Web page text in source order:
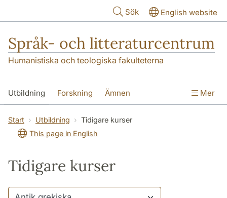
Sök English website
Språk- och litteraturcentrum
Humanistiska och teologiska fakulteterna
Utbildning Forskning Ämnen
SOL-husen Kontakt Institutionen
översättning till svenska
Mer
Start Utbildning
Tidigare kurser
This page in English
Tidigare kurser